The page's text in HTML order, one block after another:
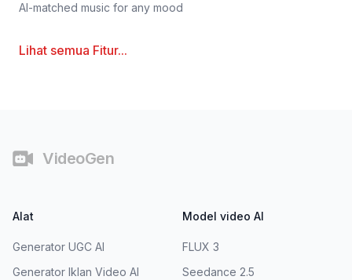
AI-matched music for any mood
Lihat semua Fitur...
VideoGen
Alat
Generator UGC AI
Generator Iklan Video AI
Model video AI
FLUX 3
Seedance 2.5